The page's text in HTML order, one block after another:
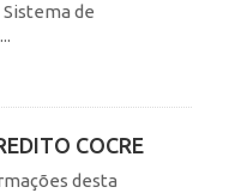
de
COCRE
desta